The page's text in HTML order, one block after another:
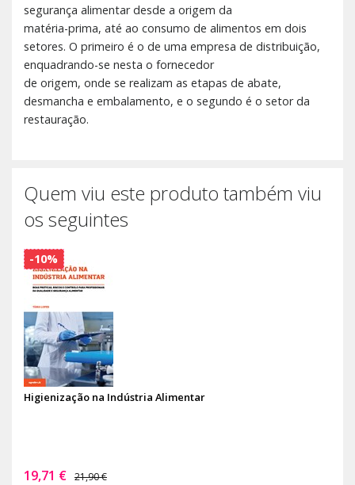
segurança alimentar desde a origem da
matéria-prima, até ao consumo de alimentos em dois
setores. O primeiro é o de uma empresa de distribuição,
enquadrando-se nesta o fornecedor
de origem, onde se realizam as etapas de abate,
desmancha e embalamento, e o segundo é o setor da
restauração.
Quem viu este produto também viu
os seguintes
Higienização na Indústria Alimentar
19,71 € 21,90 €
-10%